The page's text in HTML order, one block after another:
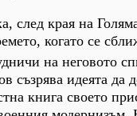
след края на
когато се
на неговото
съзрява идеята да
книга своето